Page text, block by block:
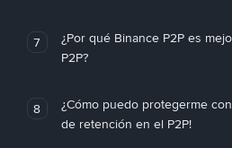
7
¿Por qué Binance P2P es
P2P?
8
¿Cómo puedo protegerme
de retención en el P2P!